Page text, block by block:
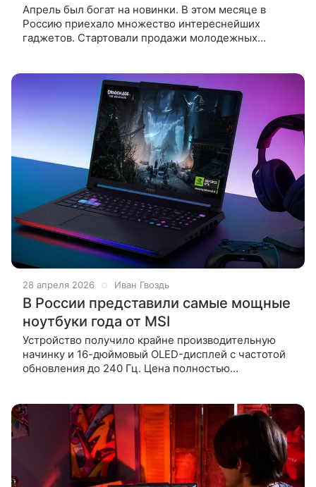
Апрель был богат на новинки. В этом месяце в
Россию приехало множество интереснейших
гаджетов. Стартовали продажи молодежных
28 апреля 2026 Иван Гвоздь
В России представили самые мощные
ноутбуки года от MSI
Устройство получило крайне производительную
начинку и 16-дюймовый OLED-дисплей с частотой
обновления до 240 Гц. Цена полностью